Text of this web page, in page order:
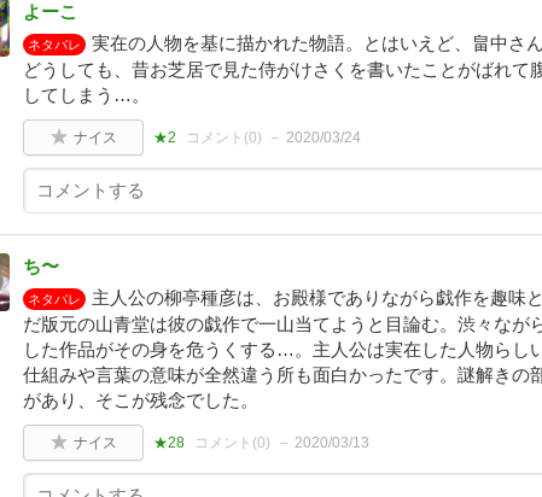
よーこ
ネタバレ
実在の人物を基に描かれた物語。とはいえど、畠中さ
どうしても、昔お芝居で見た侍がけさくを書いたことがばれて
してしまう…。
ナイス ★2 コメント(0) 2020/03/24
ち〜
ネタバレ
主人公の柳亭種彦は、お殿様でありながら戯作を趣味
だ版元の山青堂は彼の戯作で一山当てようと目論む。渋々なが
した作品がその身を危うくする…。主人公は実在した人物らし
仕組みや言葉の意味が全然違う所も面白かったです。謎解きの
があり、そこが残念でした。
ナイス ★28 コメント(0) 2020/03/13